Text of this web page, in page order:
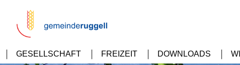
GESELLSCHAFT FREIZEIT DOWNLOADS